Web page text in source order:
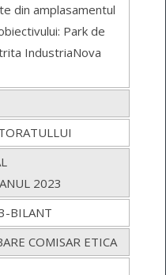
din amplasamentul
Park de
IndustriaNova
2023
BILANT
COMISAR ETICA